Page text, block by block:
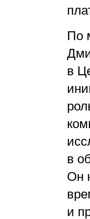
По
в
в
Он
и